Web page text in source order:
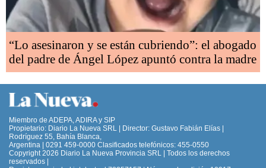
“Lo asesinaron y se están cubriendo”: el abogado
del padre de Ángel López apuntó contra la madre
Miembro de ADEPA, ADIRA y SIP
Propietario: Diario La Nueva SRL | Director: Gustavo Fabián Elías |
Rodríguez 55, Bahía Blanca,
Argentina | 0291 459-0000 Clasificados telefónicos: 455-0550
Copyright 2026 Diario La Nueva Provincia SRL | Todos los derechos
reservados |